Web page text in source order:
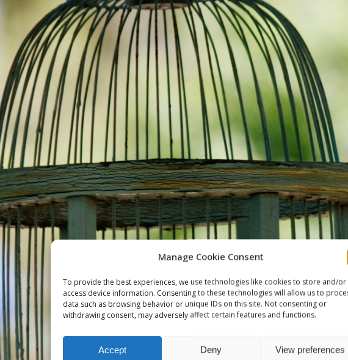
Manage Cookie Consent
To provide the best experiences, we use technologies like cookies to store and/or
access device information. Consenting to these technologies will allow us to
data such as browsing behavior or unique IDs on this site. Not consenting or
withdrawing consent, may adversely affect certain features and functions.
Accept Deny View preferences